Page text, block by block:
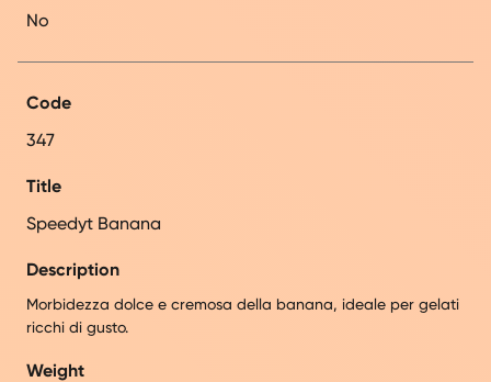
No
Code
347
Title
Speedyt Banana
Description
Morbidezza dolce e cremosa della banana, ideale per gelati
ricchi di gusto.
Weight